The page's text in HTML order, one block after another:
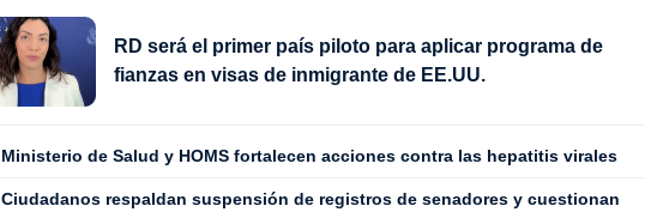
RD será el primer país piloto para aplicar programa de
fianzas en visas de inmigrante de EE.UU.
Ministerio de Salud y HOMS fortalecen acciones contra las hepatitis virales
Ciudadanos respaldan suspensión de registros de senadores y cuestionan